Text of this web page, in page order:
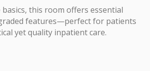
this room offers essential
features—perfect for patients
yet quality inpatient care.